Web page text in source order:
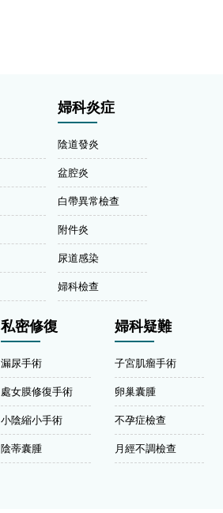
婦科炎症
陰道發炎
盆腔炎
白帶異常檢查
附件炎
尿道感染
婦科檢查
私密修復
漏尿手術
處女膜修復手術
小陰縮小手術
陰蒂囊腫
婦科疑難
子宮肌瘤手術
卵巢囊腫
不孕症檢查
月經不調檢查